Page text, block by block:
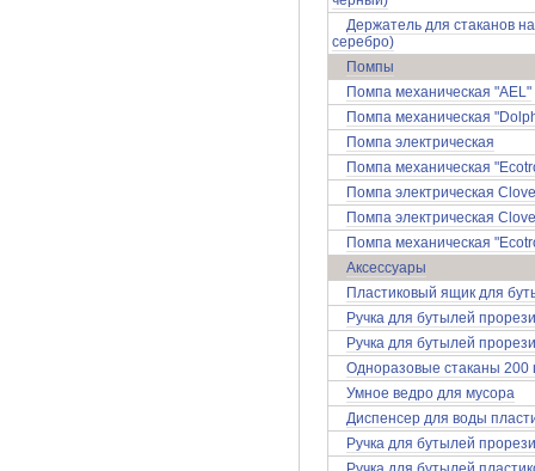
Держатель для стаканов
серебро)
Помпы
Помпа механическая "AEL"
Помпа механическая
Помпа электрическая
Помпа механическая
Помпа электрическая
Помпа электрическая
Помпа механическая
Аксессуары
Пластиковый ящик для
Ручка для бутылей
Ручка для бутылей
Одноразовые стаканы 200
Умное ведро для мусора
Диспенсер для воды
Ручка для бутылей